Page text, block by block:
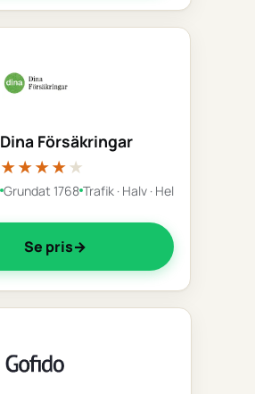
Dina Försäkringar
★★★★★
Grundat 1768 Trafik · Halv · Hel
Se pris